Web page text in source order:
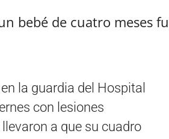
bebé de cuatro meses
la guardia del Hospital
con lesiones
a que su cuadro